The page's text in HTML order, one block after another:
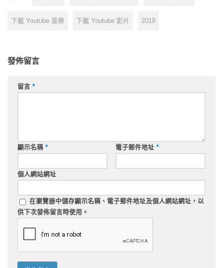
下載 Youtube 音樂 下載 Youtube 影片 2019
發佈留言
留言 *
顯示名稱 * 電子郵件地址 *
個人網站網址
在瀏覽器中儲存顯示名稱、電子郵件地址及個人網站網址，以
供下次發佈留言時使用。